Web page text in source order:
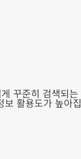
꾸준히 검색되
활용도가 높아